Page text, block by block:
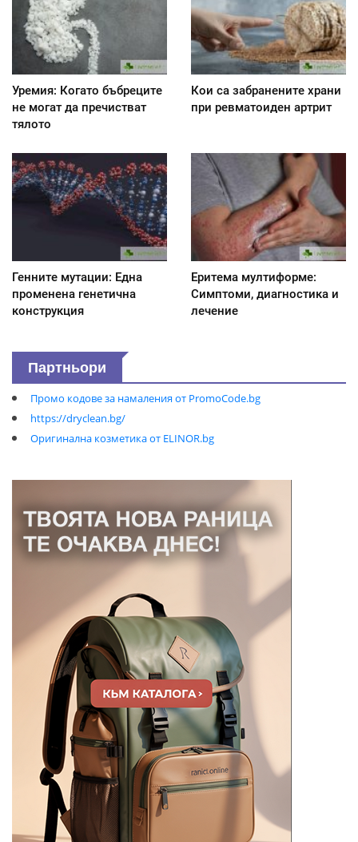
Уремия: Когато бъбреците
не могат да пречистват
тялото
Кои са забранените храни
при ревматоиден артрит
Генните мутации: Една
променена генетична
конструкция
Еритема мултиформе:
Симптоми, диагностика и
лечение
Партньори
Промо кодове за намаления от PromoCode.bg
https://dryclean.bg/
Оригинална козметика от ELINOR.bg